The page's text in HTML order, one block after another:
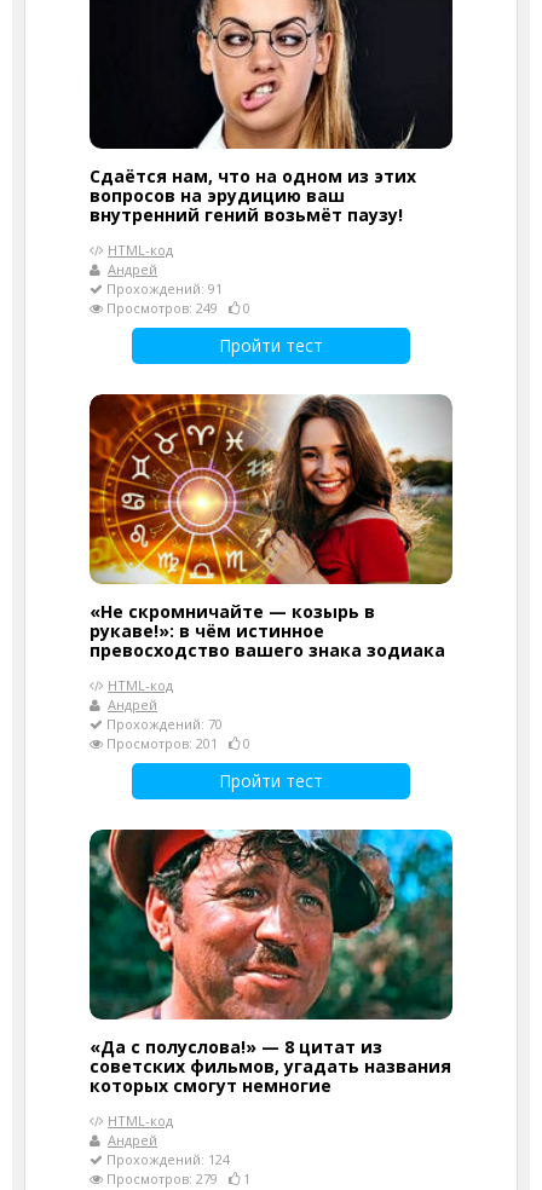
Сдаётся нам, что на одном из этих
вопросов на эрудицию ваш
внутренний гений возьмёт паузу!
HTML-код
Андрей
Прохождений: 91
Просмотров: 249
0
Пройти тест
«Не скромничайте — козырь в
рукаве!»: в чём истинное
превосходство вашего знака зодиака
HTML-код
Андрей
Прохождений: 70
Просмотров: 201
0
Пройти тест
«Да с полуслова!» — 8 цитат из
советских фильмов, угадать названия
которых смогут немногие
HTML-код
Андрей
Прохождений: 124
Просмотров: 279
1